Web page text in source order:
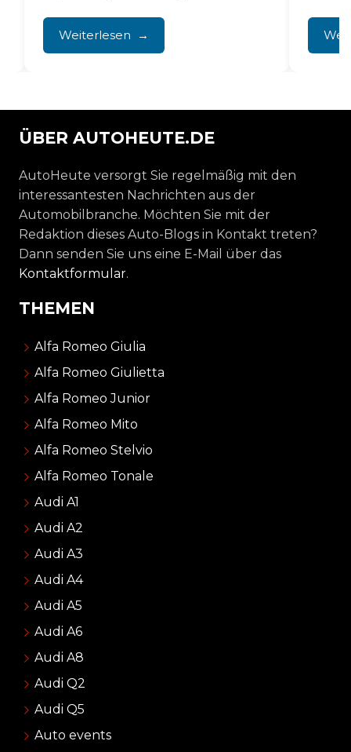
komplett zunichtemachen....
Weiterlesen
allem
ÜBER AUTOHEUTE.DE
AutoHeute versorgt Sie regelmäßig mit den
interessantesten Nachrichten aus der
Automobilbranche. Möchten Sie mit der
Redaktion dieses Auto-Blogs in Kontakt treten?
Dann senden Sie uns eine E-Mail über das
Kontaktformular.
THEMEN
Alfa Romeo Giulia
Alfa Romeo Giulietta
Alfa Romeo Junior
Alfa Romeo Mito
Alfa Romeo Stelvio
Alfa Romeo Tonale
Audi A1
Audi A2
Audi A3
Audi A4
Audi A5
Audi A6
Audi A8
Audi Q2
Audi Q5
Auto events